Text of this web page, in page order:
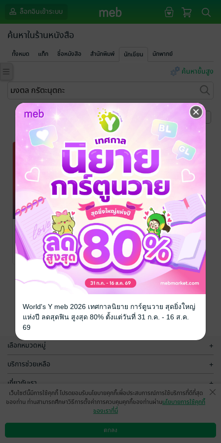
ล็อกอินเข้าระบบ
ค้นหาในร้านหนังสือ
ทั้งหมด แท็ก ชื่อหนังสือ สำนักพิมพ์ นักเขียน นักพากย์
ค้นหาขั้นสูง
หน้าที่ 1
เปลี่ยนจาก
Dark มาเป็น
Dope ด้วย
Mindset ของ
คนที่สำเร็จ
มงตล กรัตะนุตถะ/
บริษัท ออลเดย์ ช็อป
ปิ้ง จำกัด
พัฒนาตนเอง
No Rating
เลือกหมวดหมู่ +
บริการช่วยเหลือ +
เกี่ยวกับเรา +
กลุ่มธุรกิจในเครือ
ดาวน์โหลดแอป วิธีการใช้งาน ติดต่อเรา
เว็บไซต์นี้มีการใช้คุกกี้ โปรดยอมรับนโยบายคุกกี้เพื่อประสบการณ์การใช้บริการที่ดีที่สุด
ของท่าน ท่านสามารถศึกษาวิธีการตั้งค่าการควบคุมคุกกี้ของท่านผ่านนโยบายการใช้คุกกี้
ของเราที่นี่
ตกลง
World's Y meb 2026 เทศกาลนิยาย การ์ตูนวาย สุดยิ่งใหญ่
แห่งปี ลดสุดฟิน สูงสุด 80% ตั้งแต่วันที่ 31 ก.ค. - 16 ส.ค.
69